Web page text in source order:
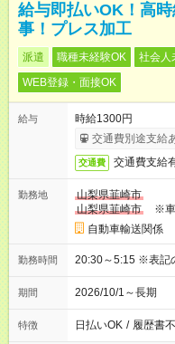
給与即払いOK！高
事！プレス加工
派遣 職種未経験OK 社会人
WEB登録・面接OK
給与
時給1300円
交通費別途支給
交通費 交通費支給
勤務地
山梨県韮崎市
山梨県韮崎市
※車
自動車輸送関係
勤務時間 20:30～
期間 2026/10/1～長期
特徴 日払いOK / 履歴書